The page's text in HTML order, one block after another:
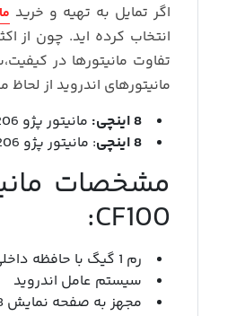
اگر تمایل به تهیه و خرید
انتخاب کرده اید. چون از
تفاوت مانیتورها در
مانیتورهای اندروید از
8 اینچی:
مانیتور پژو 206 مدل
8 اینچی
: مانیتور پژو 206 مدل
CF100:
رم 1 گیگ با حافظه داخلی 32 گیگ و پردازنده 4 هسته ای Cortex A7
سیستم عامل اندروید
مجهز به صفحه نمایش 8 اینچی